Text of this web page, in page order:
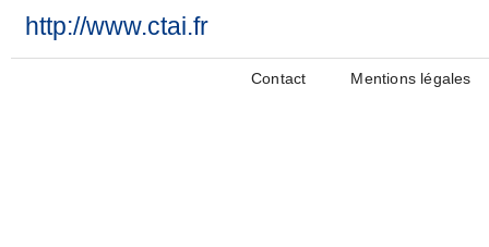
http://www.ctai.fr
Contact Mentions légales